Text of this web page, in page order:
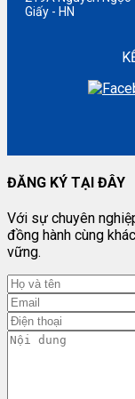
Giấy - HN
ĐĂNG KÝ TẠI ĐÂY
Với sự chuyên
đồng hành cùng
vững.